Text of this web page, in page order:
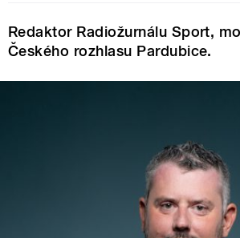
Redaktor Radiožurnálu Sport,
Českého rozhlasu Pardubice.